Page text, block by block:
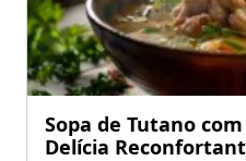
Sopa de Tutano
Delícia